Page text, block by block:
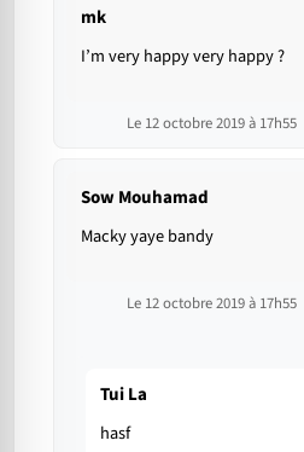
mk
I’m very happy very happy ?
Le 12 octobre 2019 à 17h55
Sow Mouhamad
Macky yaye bandy
Le 12 octobre 2019 à 17h55
Tui La
hasf